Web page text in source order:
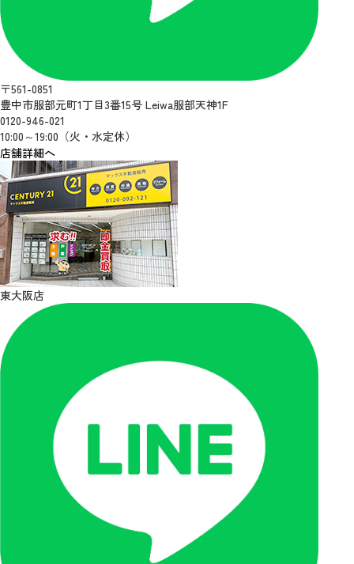
〒561-0851
豊中市服部元町1丁目3番15号 Leiwa服部天神1F
0120-946-021
10:00～19:00（火・水定休）
店舗詳細へ
東大阪店